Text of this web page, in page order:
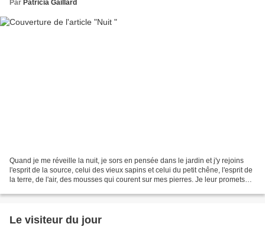
Par Patricia Gaillard
Quand je me réveille la nuit, je sors en pensée dans le jardin et j'y rejoins
l'esprit de la source, celui des vieux sapins et celui du petit chêne, l'esprit de
la terre, de l'air, des mousses qui courent sur mes pierres. Je leur promets
Le visiteur du jour